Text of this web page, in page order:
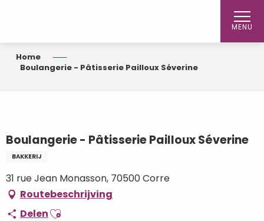
MENU
Home
Boulangerie - Pâtisserie Pailloux Séverine
Boulangerie - Pâtisserie Pailloux Séverine
BAKKERIJ
31 rue Jean Monasson, 70500 Corre
Routebeschrijving
DelenAjouter aux favoris